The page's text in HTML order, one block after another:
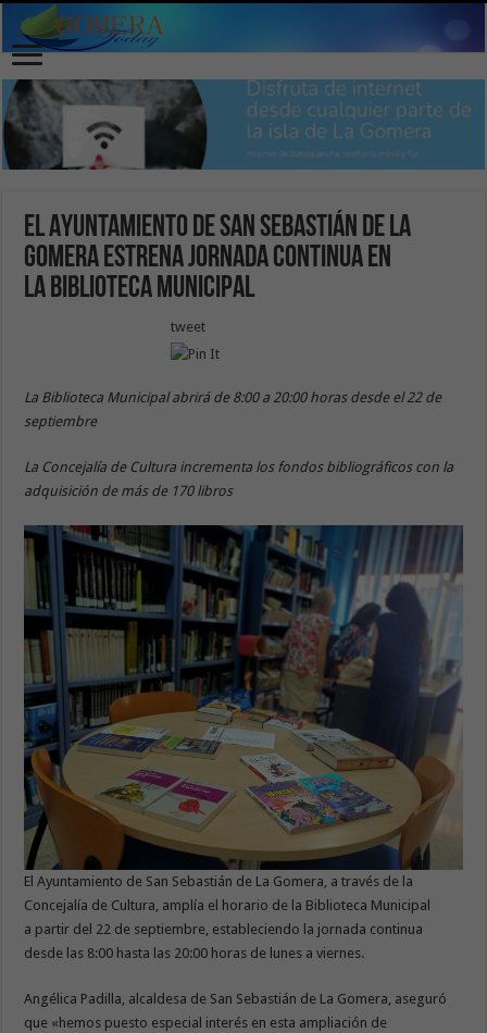
El Ayuntamiento de San Sebastián de La
Gomera estrena jornada continua en
la Biblioteca Municipal
tweet
La Biblioteca Municipal abrirá de 8:00 a 20:00 horas desde el22 de
septiembre
La Concejalía de Cultura incrementa los fondos bibliográficos con la
adquisición de más de 1 70 libros
El Ayuntamiento de San Sebastián de La Gomera, a través de la
Concejalía de Cultura, amplía el horario de la Biblioteca Municipal
a partir del 22 de septiembre, estableciendo la jornada continua
desde las 8:00 hasta las 20:00 horas de lunes a viernes.
Angélica Padilla, alcaldesa de San Sebastián de La Gomera, aseguró
que «hemos puesto especial interés en esta ampliación de